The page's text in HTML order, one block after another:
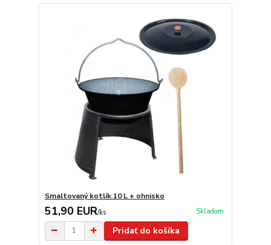
Smaltovaný kotlík 10 L + ohnisko
51,90 EUR/ks Skladom
Pridať do košíka